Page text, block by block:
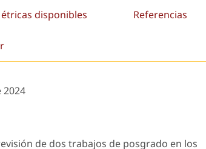
disponibles Referencias
2024
de dos trabajos de posgrado en los